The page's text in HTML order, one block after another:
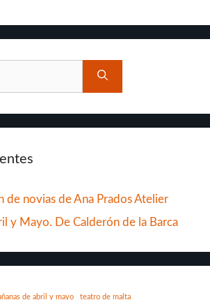
de novias de Ana Prados Atelier
y Mayo. De Calderón de la Barca
de abril y mayo teatro de malta